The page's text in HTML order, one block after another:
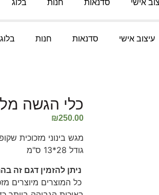
אישי סדנאות חנות בלוג
עיצוב אישי סדנאות חנות בלוג
כלי הגשה
₪250.00
מגש בינוני מזכוכית
גודל 28*13 ס"מ
ניתן להזמין דגם זה
כל המוצרים מיוצרים